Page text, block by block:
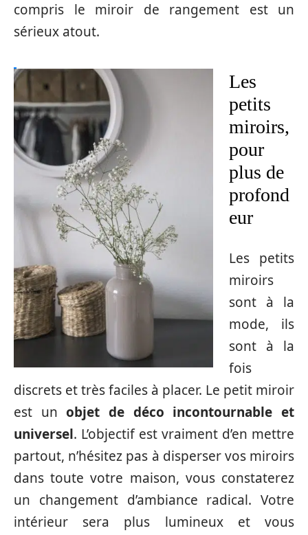
compris le miroir de rangement est un
sérieux atout.
Les
petits
miroirs,
pour
plus de
profond
eur
Les petits
miroirs
sont à la
mode, ils
sont à la
fois
discrets et très faciles à placer. Le petit miroir
est unobjet de déco incontournable et
universel. L’objectif est vraiment d’en mettre
partout, n’hésitez pas à disperser vos miroirs
dans toute votre maison, vous constaterez
un changement d’ambiance radical. Votre
intérieur sera plus lumineux et vous